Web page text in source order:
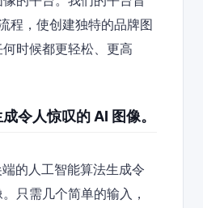
程，使创建独特的品牌图
时候都更轻松、更高
令人惊叹的 AI 图像。
的人工智能算法生成令
只需几个简单的输入，